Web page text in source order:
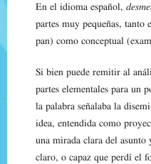
En el idioma español,
partes muy pequeñas, tanto
pan) como conceptual
Si bien puede remitir al
partes elementales para un
la palabra señalaba la
idea, entendida como
una mirada clara del asunto
claro, o capaz que perdí el